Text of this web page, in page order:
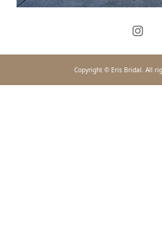
Copyright © Eris Bridal. All